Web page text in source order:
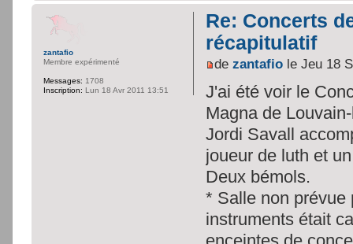
Re: Concerts
récapitulatif
dezantafio le Jeu 18
J'ai été voir le
Magna de
Jordi Savall
joueur de luth et
Deux bémols.
* Salle non prévue
instruments était
zantafio
Membre expérimenté
Messages: 1708
Inscription: Lun 18 Avr 2011 13:51